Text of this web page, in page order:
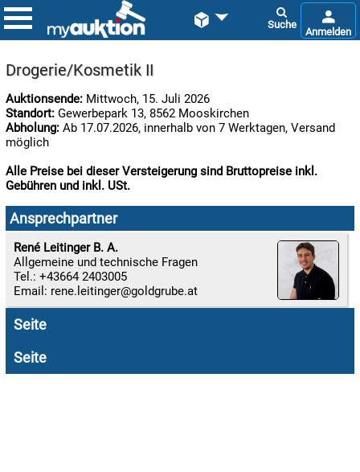
 
06.08:

06.08:
06.08:
Drogerie/Kosmetik II
Auktionsende: Mittwoch, 15. Juli 2026
Standort: Gewerbepark 13, 8562 Mooskirchen
Abholung: Ab 17.07.2026, innerhalb von 7 Werktagen, Versand
möglich
Alle Preise bei dieser Versteigerung sind Bruttopreise inkl.
Gebühren und inkl. USt.
Ansprechpartner
René Leitinger B. A.
Allgemeine und technische Fragen
Tel.: +43664 2403005
Email: rene.leitinger
Seite
Seite